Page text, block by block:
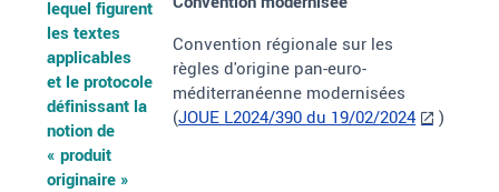
lequel figurent
les textes
applicables
et le protocole
définissant la
notion de
« produit
originaire »
Convention régionale sur les
règles d'origine pan-euro-
méditerranéenne modernisées
(JOUE L2024/390 du 19/02/2024 )